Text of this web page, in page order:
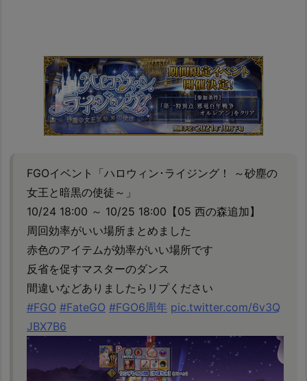
FGOイベント「ハロウィン･ライジング！ ～砂塵の
女王と暗黒の使徒～」
10/24 18:00 ～ 10/25 18:00【05 西の森追加】
周回効率がいい場所まとめました
赤色のアイテムが効率がいい場所です
反省を促すマスターのダンス
間違いなどありましたらリプください
#FGO #FateGO #FGO6周年 pic.twitter.com/6v3Q
JBX7B6